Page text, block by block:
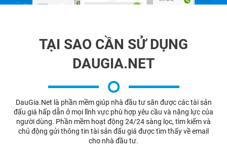
TẠI SAO CẦN SỬ DỤNG
DAUGIA.NET
DauGia.Net là phần mềm giúp nhà đầu tư săn được các tài sản
đấu giá hấp dẫn ở mọi lĩnh vực phù hợp yêu cầu và năng lực của
người dùng. Phần mềm hoạt động 24/24 sàng lọc, tìm kiếm và
chủ động gửi thông tin tài sản đấu giá được tìm thấy về email
cho nhà đầu tư.